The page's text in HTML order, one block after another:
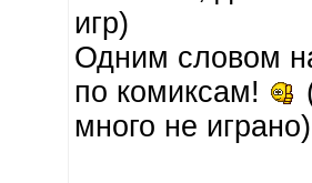
игр)
Одним словом
по комиксам!
много не играно)